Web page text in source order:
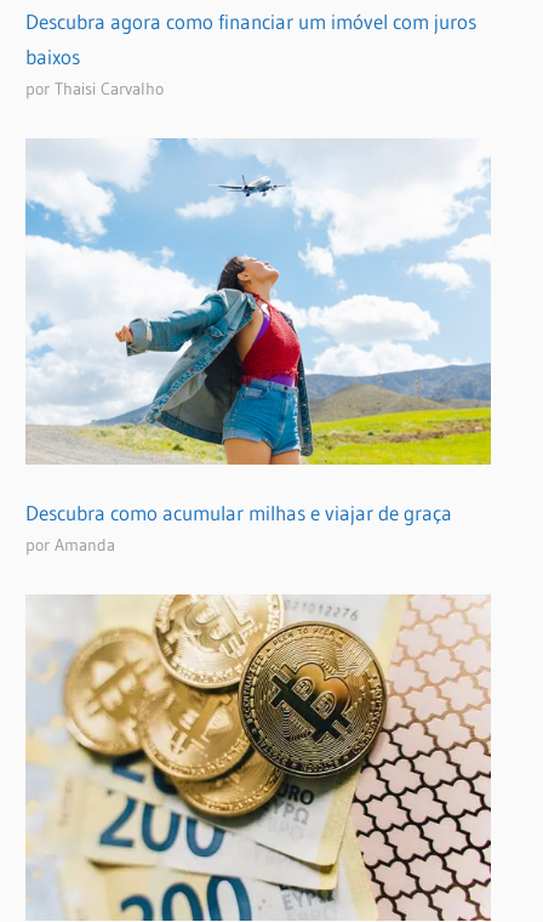
Descubra agora como financiar um imóvel com juros
baixos
por Thaisi Carvalho
Descubra como acumular milhas e viajar de graça
por Amanda